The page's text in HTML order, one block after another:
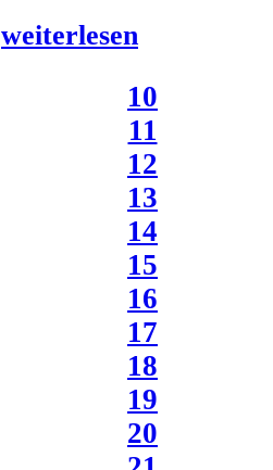
weiterlesen
10
11
12
13
14
15
16
17
18
19
20